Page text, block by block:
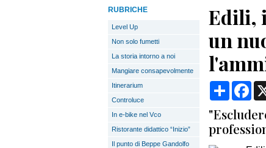
RUBRICHE
Level Up
Non solo fumetti
La storia intorno a noi
Mangiare consapevolmente
Itinerarium
Controluce
In e-bike nel Vco
Ristorante didattico “Inizio”
Il punto di Beppe Gandolfo
Edili,
un